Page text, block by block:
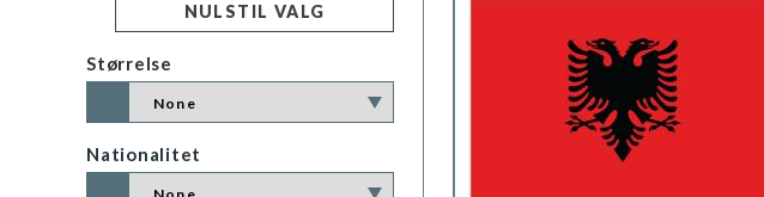
NULSTIL VALG
Størrelse
Nationalitet